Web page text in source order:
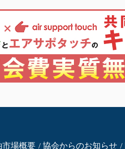
市場概要 協会からのお知らせ